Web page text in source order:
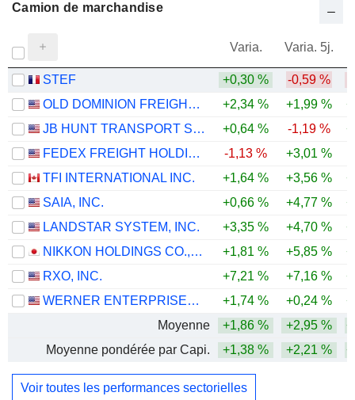
Camion de marchandise
Varia. Varia. 5j.
STEF +0,30 % -0,59 %
OLD DOMINION FREIGHT LINE, INC.
+2,34 % +1,99 %
JB HUNT TRANSPORT SERVICES
+0,64 % -1,19 %
FEDEX FREIGHT HOLDING COMPANY, INC.
-1,13 %
+3,01 %
TFI INTERNATIONAL INC.
+1,64 % +3,56 %
SAIA, INC.
+0,66 % +4,77 %
LANDSTAR SYSTEM, INC.
+3,35 % +4,70 %
NIKKON HOLDINGS CO.,LTD.
+1,81 % +5,85 %
RXO, INC.
+7,21 % +7,16 %
WERNER ENTERPRISES, INC.
+1,74 % +0,24 %
Moyenne
+1,86 % +2,95 %
Moyenne pondérée par Capi.
+1,38 % +2,21 %
Voir toutes les performances sectorielles